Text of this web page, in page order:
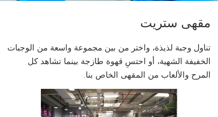
مقهى ستريت
تناول وجبة لذيذة، واختر من بين مجموعة واسعة من الوجبات
الخفيفة الشهية، أو احتسِ قهوة طازجة بينما تشاهد كل
المرح والألعاب من المقهى الخاص بنا.